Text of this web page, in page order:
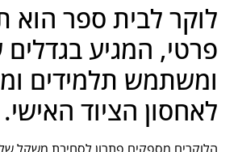
לוקר לבית ספר הוא
פרטי, המגיע בגדלים
ומשתמש תלמידים
לאחסון הציוד האישי.